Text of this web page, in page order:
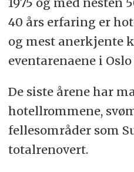
40 års erfaring er
og mest anerkjente
eventarenaene i
De siste årene har
hotellrommene,
fellesområder som
totalrenovert.